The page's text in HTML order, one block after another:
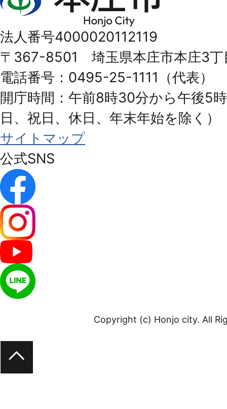
庄
Honjo
City
法人番号4000020112119
〒367-8501 埼玉県本庄市本庄3丁
電話番号：0495-25-1111（代表）
開庁時間：午前8時30分から午後5
日、祝日、休日、年末年始を除く）
サイトマップ
公式SNS
Copyright (c) Honjo city. All